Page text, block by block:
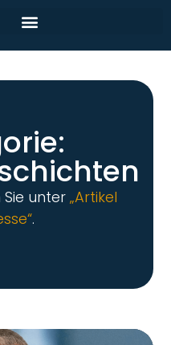
unter „Artikel
.